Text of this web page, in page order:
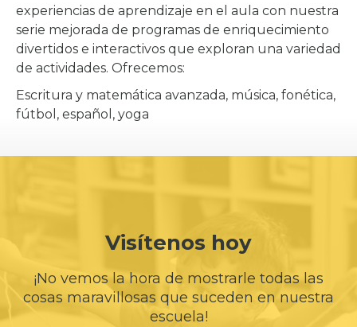
experiencias de aprendizaje en el aula con nuestra
serie mejorada de programas de enriquecimiento
divertidos e interactivos que exploran una variedad
de actividades. Ofrecemos:
Escritura y matemática avanzada, música, fonética,
fútbol, español, yoga
Visítenos hoy
¡No vemos la hora de mostrarle todas las
cosas maravillosas que suceden en nuestra
escuela!